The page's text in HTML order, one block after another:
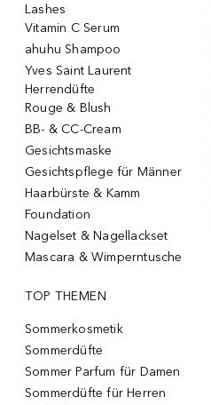
Lashes
Vitamin C Serum
ahuhu Shampoo
Yves Saint Laurent
Herrendüfte
Rouge & Blush
BB- & CC-Cream
Gesichtsmaske
Gesichtspflege für Männer
Haarbürste & Kamm
Foundation
Nagelset & Nagellackset
Mascara & Wimperntusche
TOP THEMEN
Sommerkosmetik
Sommerdüfte
Sommer Parfum für Damen
Sommerdüfte für Herren